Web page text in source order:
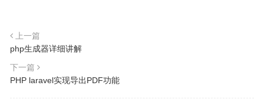
上一篇
php生成器详细讲解
下一篇
PHP laravel实现导出PDF功能